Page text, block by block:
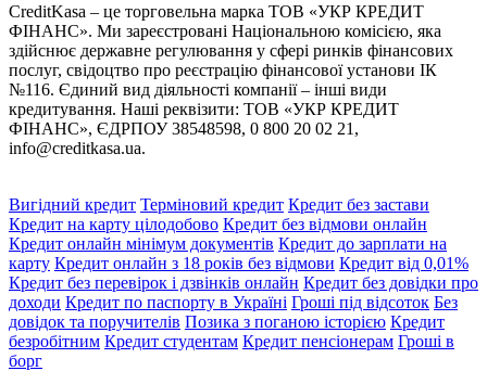
CreditKasa – це торговельна марка ТОВ «УКР КРЕДИТ
ФІНАНС». Ми зареєстровані Національною комісією, яка
здійснює державне регулювання у сфері ринків фінансових
послуг, свідоцтво про реєстрацію фінансової установи ІК
№116. Єдиний вид діяльності компанії – інші види
кредитування. Наші реквізити: ТОВ «УКР КРЕДИТ
ФІНАНС», ЄДРПОУ 38548598, 0 800 20 02 21,
info@creditkasa.ua.
Вигідний кредит Терміновий кредит Кредит без застави
Кредит на карту цілодобово Кредит без відмови онлайн
Кредит онлайн мінімум документів Кредит до зарплати на
карту Кредит онлайн з 18 років без відмови Кредит від 0,01%
Кредит без перевірок і дзвінків онлайн Кредит без довідки про
доходи Кредит по паспорту в Україні Гроші під відсоток Без
довідок та поручителів Позика з поганою історією Кредит
безробітним Кредит студентам Кредит пенсіонерам Гроші в
борг